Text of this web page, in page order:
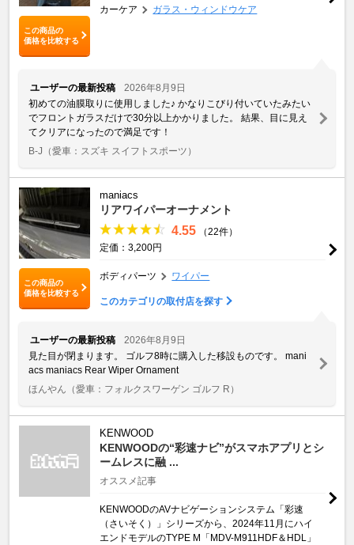
この商品の
価格を比較する
カーケア ガラス・ウィンドウケア
ユーザーの最新投稿
2026年8月9日
初めての油膜取りに使用しました♪ かなりこびり付いていたみたい
でフロントガラスだけで30分以上かかりました。 結果、目に見え
てクリアになったので満足です！
B-J （愛車：スズキ スイフトスポーツ）
この商品の
価格を比較する
maniacs
リアワイパーオーナメント
4.55
（22件）
定価：3,200円
ボディパーツ ワイパー
このカテゴリの取付店を探す
ユーザーの最新投稿
2026年8月9日
見た目が閉まります。 ゴルフ8時に購入した移設ものです。 mani
acs maniacs Rear Wiper Ornament
ほんやん （愛車：フォルクスワーゲン ゴルフ R）
KENWOOD
KENWOODの“彩速ナビ”がスマホアプリとシ
ームレスに融 ...
オススメ記事
KENWOODのAVナビゲーションシステム「彩速
（さいそく）」シリーズから、2024年11月にハイ
エンドモデルのTYPE M「MDV-M911HDF＆HDL」